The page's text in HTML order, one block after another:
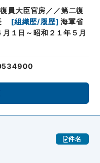
員大臣官房／／第二復
[組織歴/履歴] 海軍省
１日～昭和２１年５月
件名